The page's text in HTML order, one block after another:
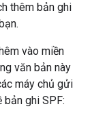
thêm bản ghi
vào miền
văn bản này
máy chủ gửi
bản ghi SPF: